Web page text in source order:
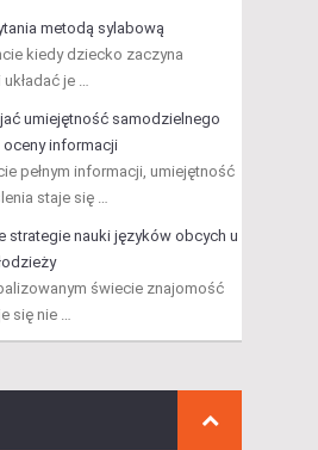
metodą sylabową
kiedy dziecko zaczyna
je …
umiejętność samodzielnego
oceny informacji
pełnym informacji, umiejętność
staje się …
strategie nauki języków obcych u
świecie znajomość
się nie …